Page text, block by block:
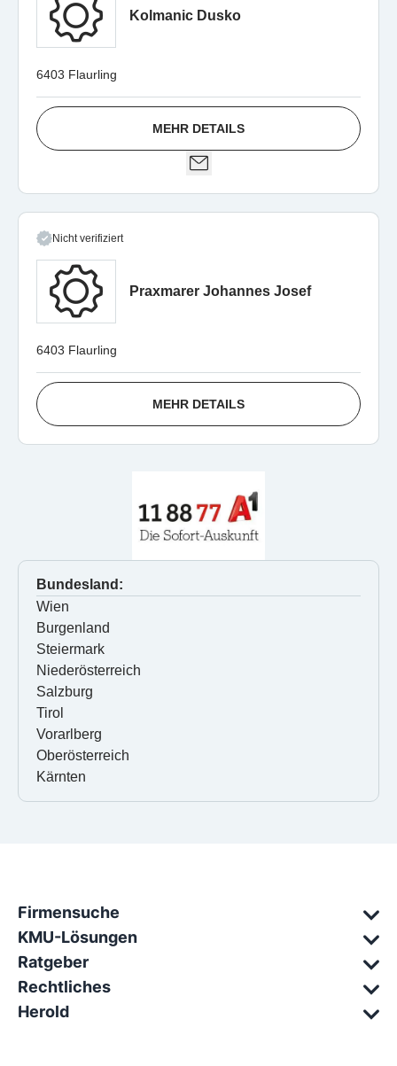
Kolmanic Dusko
6403 Flaurling
MEHR DETAILS
Nicht verifiziert
Praxmarer Johannes Josef
6403 Flaurling
MEHR DETAILS
Bundesland:
Wien
Burgenland
Steiermark
Niederösterreich
Salzburg
Tirol
Vorarlberg
Oberösterreich
Kärnten
Firmensuche
KMU-Lösungen
Ratgeber
Rechtliches
Herold